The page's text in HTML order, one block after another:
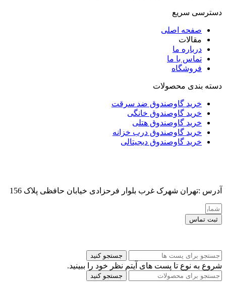
دسترسی سریع
صفحه اصلی
مقالات
درباره ما
تماس با ما
فروشگاه
دسته بندی محصولات
خرید گاوصندوق ضد سرقت
خرید گاوصندوق خانگی
خرید گاوصندوق هتلی
خرید گاوصندوق درب خزانه
خرید گاوصندوق دیجیتالی
آدرس :تهران شهرک غرب بلوار فرحزادی خیابان حافظی پلاک 156
ثبت تماس
جستجو کنید
شروع به نوع تا پست های آیتم نظر خود را ببینید.
جستجو کنید